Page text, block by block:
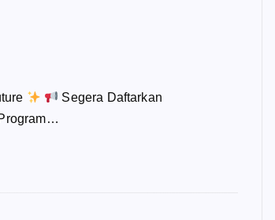
Segera Daftarkan